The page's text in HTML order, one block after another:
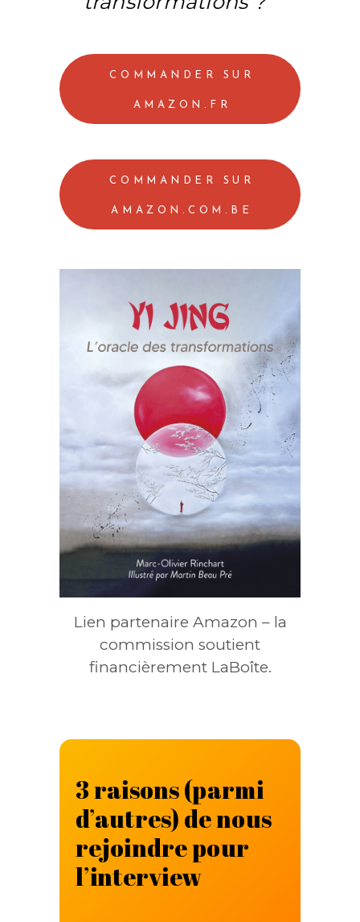
COMMANDER SUR
AMAZON.FR
COMMANDER SUR
AMAZON.COM.BE
Lien partenaire Amazon – la
commission soutient
financièrement LaBoîte.
3 raisons (parmi
d’autres) de nous
rejoindre pour
l’interview